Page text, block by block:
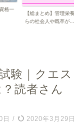
なが
は？専門家を目指し...
験｜クエス
読者さん
日 / 2020年3月29日